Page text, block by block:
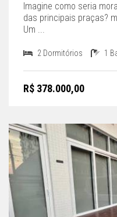
Imagine como seria
das principais praças?
Um ...
2 Dormitórios 1
R$ 378.000,00